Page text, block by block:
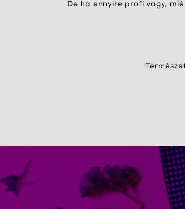
De ha ennyire profi vagy,